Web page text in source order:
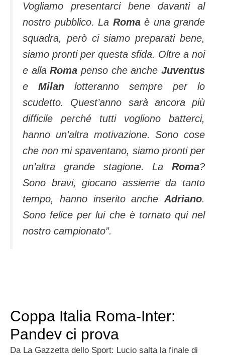
Vogliamo presentarci bene davanti al
nostro pubblico. La Roma è una grande
squadra, però ci siamo preparati bene,
siamo pronti per questa sfida. Oltre a noi
e allaRomapenso che ancheJuventus
e Milan lotteranno sempre per lo
scudetto. Quest’anno sarà ancora più
difficile perché tutti vogliono batterci,
hanno un’altra motivazione. Sono cose
che non mi spaventano, siamo pronti per
un’altra grande stagione. La Roma?
Sono bravi, giocano assieme da tanto
tempo, hanno inserito anche Adriano.
Sono felice per lui che è tornato qui nel
nostro campionato”.
Coppa Italia Roma-Inter:
Pandev ci prova
Da La Gazzetta dello Sport: Lucio salta la finale di